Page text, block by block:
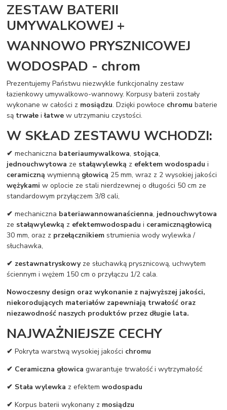
ZESTAW BATERII
UMYWALKOWEJ +
WANNOWO PRYSZNICOWEJ
WODOSPAD - chrom
Prezentujemy Państwu niezwykle funkcjonalny zestaw
łazienkowy umywalkowo-wannowy. Korpusy baterii zostały
wykonane w całości z mosiądzu. Dzięki powłoce chromu baterie
są trwałe iłatwe w utrzymaniu czystości.
W SKŁAD ZESTAWU WCHODZI:
✔ mechaniczna bateriaumywalkowa, stojąca,
jednouchwytowa ze stałąwylewką z efektem wodospadu i
ceramiczną wymienną głowicą 25 mm, wraz z 2 wysokiej jakości
wężykami w oplocie ze stali nierdzewnej o długości 50 cm ze
standardowym przyłączem 3/8 cali,
✔ mechaniczna bateriawannowanaścienna, jednouchwytowa
ze stałąwylewką z efektemwodospadu i ceramicznągłowicą
30 mm, oraz z przełącznikiem strumienia wody wylewka /
słuchawka,
✔ zestawnatryskowyze słuchawką prysznicową, uchwytem
ściennym i wężem 150 cm o przyłączu 1/2 cala.
Nowoczesny design oraz wykonanie z najwyższej jakości,
niekorodujących materiałów zapewniają trwałość oraz
niezawodność naszych produktów przez długie lata.
NAJWAŻNIEJSZE CECHY
✔Pokryta warstwą wysokiej jakości chromu
✔ Ceramiczna głowica gwarantuje trwałość i wytrzymałość
✔ Stała wylewka z efektemwodospadu
✔Korpus baterii wykonany z mosiądzu